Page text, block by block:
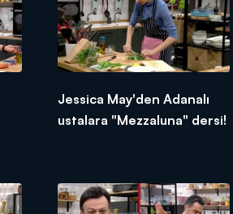
Jessica May'den Adanalı
ustalara "Mezzaluna" dersi!